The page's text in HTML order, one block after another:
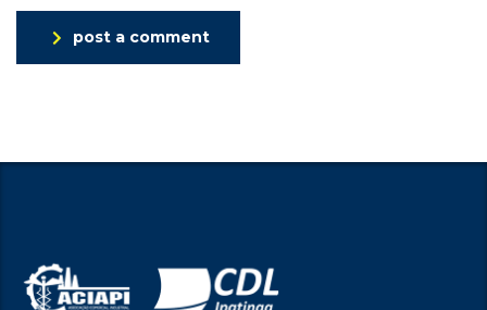
post a comment